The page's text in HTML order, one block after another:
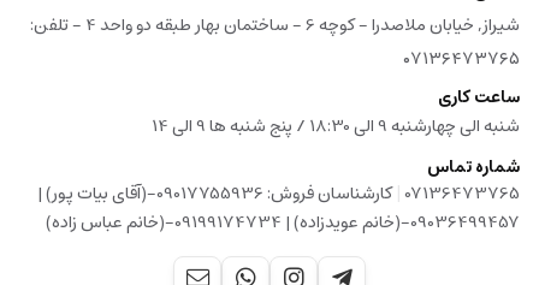
شیراز, خیابان ملاصدرا - کوچه 6 - ساختمان بهار طبقه دو واحد 4 - تلفن:
۰۷۱۳۶۴۷۳۷۶۵
ساعت کاری
شنبه الی چهارشنبه 9 الی 18:30 / پنج شنبه ها 9 الی 14
شماره تماس
07136473765
|
کارشناسان فروش: 09017755936-(آقای بیات پور) |
09036499457-(خانم عویدزاده) | 09199174734-(خانم عباس زاده)